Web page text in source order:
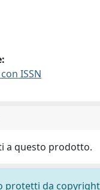
ISSN
a questo prodotto.
protetti da